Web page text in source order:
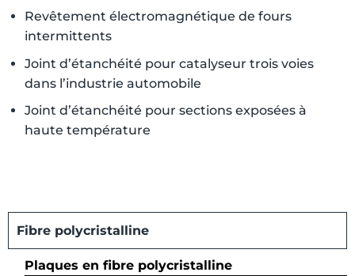
Fibre polycristalline
Plaques en fibre polycristalline
Revêtement électromagnétique de fours
intermittents
Joint d’étanchéité pour catalyseur trois voies
dans l’industrie automobile
Joint d’étanchéité pour sections exposées à
haute température